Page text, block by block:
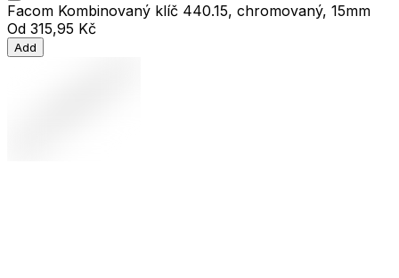
Facom Kombinovaný klíč 440.15, chromovaný, 15mm
Od 315,95 Kč
Add